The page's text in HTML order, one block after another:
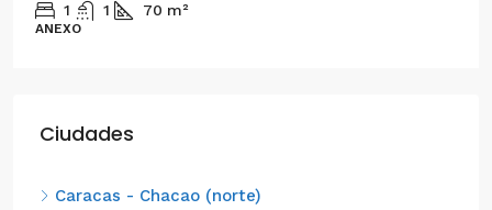
1 1 70 m²
ANEXO
Ciudades
Caracas - Chacao (norte)